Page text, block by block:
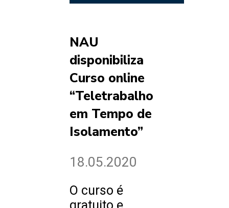
NAU
disponibiliza
Curso online
“Teletrabalho
em Tempo de
Isolamento”
18.05.2020
O curso é